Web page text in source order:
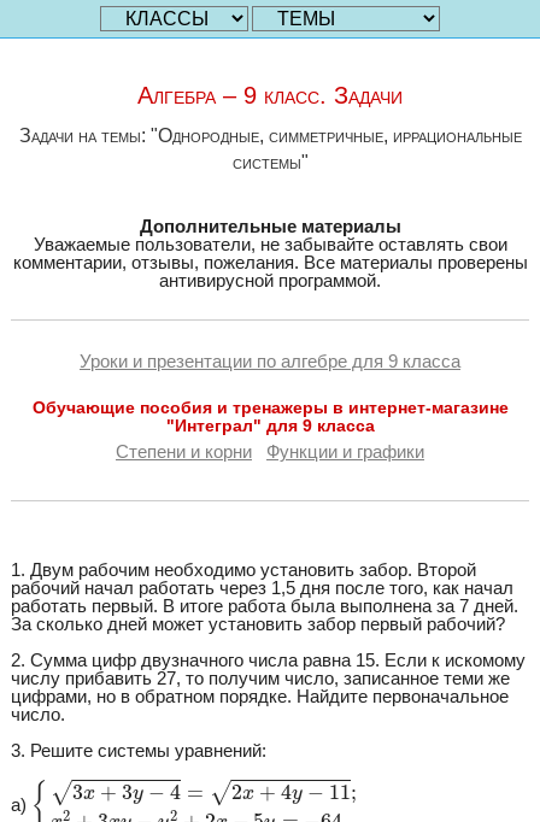
Алгебра – 9 класс. Задачи
Задачи на темы: "Однородные, симметричные, иррациональные
системы"
Дополнительные материалы
Уважаемые пользователи, не забывайте оставлять свои
комментарии, отзывы, пожелания. Все материалы проверены
антивирусной программой.
Уроки и презентации по алгебре для 9 класса
Обучающие пособия и тренажеры в интернет-магазине
"Интеграл" для 9 класса
Степени и корни Функции и графики
1. Двум рабочим необходимо установить забор. Второй
рабочий начал работать через 1,5 дня после того, как начал
работать первый. В итоге работа была выполнена за 7 дней.
За сколько дней может установить забор первый рабочий?
2. Сумма цифр двузначного числа равна 15. Если к искомому
числу прибавить 27, то получим число, записанное теми же
цифрами, но в обратном порядке. Найдите первоначальное
число.
3. Решите системы уравнений:
а) { √3x + 3y − 4 = √2x + 4y − 11;
2 2
3 +3y−4=2x+4 11;x2+3xy−y2+